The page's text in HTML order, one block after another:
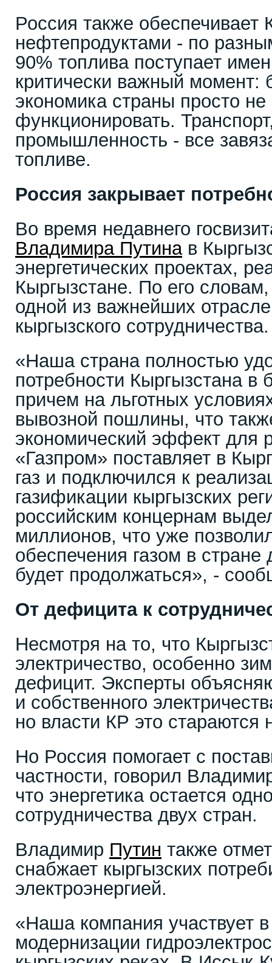
Россия также обеспечивает
нефтепродуктами - по
90% топлива поступает
критически важный момент:
экономика страны просто
функционировать.
промышленность - все
топливе.
Россия закрывает
Во время недавнего
Владимира Путинав
энергетических проектах,
Кыргызстане. По его словам,
одной из важнейших
кыргызского сотрудничества.
«Наша страна полностью
потребности Кыргызстана в
причем на льготных
вывозной пошлины, что
экономический эффект для
«Газпром» поставляет в
газ и подключился к
газификации кыргызских
российским концернам
миллионов, что уже
обеспечения газом в
будет продолжаться», -
От дефицита к
Несмотря на то, что
электричество, особенно
дефицит. Эксперты
и собственного
но власти КР это
Но Россия помогает с
частности, говорил
что энергетика остается
сотрудничества двух стран.
Владимир Путин также
снабжает кыргызских
электроэнергией.
«Наша компания участвует
модернизации